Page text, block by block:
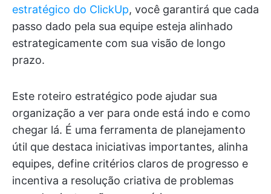
estratégico do ClickUp, você garantirá que cada
passo dado pela sua equipe esteja alinhado
estrategicamente com sua visão de longo
prazo.
Este roteiro estratégico pode ajudar sua
organização a ver para onde está indo e como
chegar lá. É uma ferramenta de planejamento
útil que destaca iniciativas importantes, alinha
equipes, define critérios claros de progresso e
incentiva a resolução criativa de problemas